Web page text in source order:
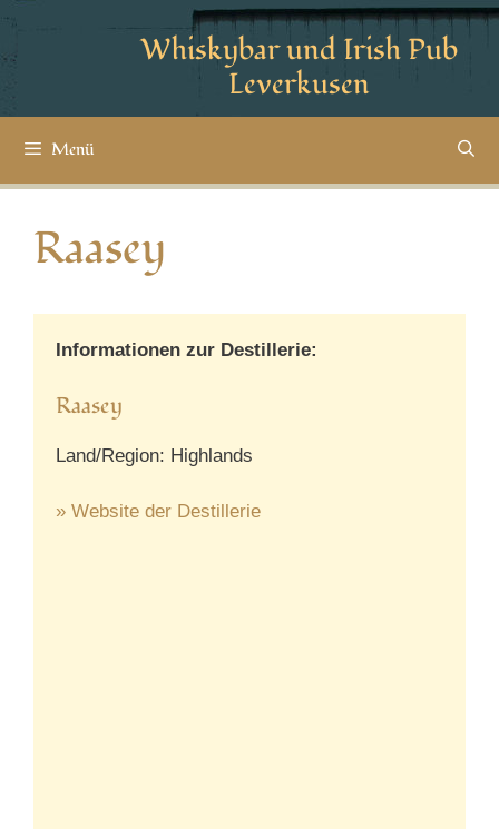
Whiskybar und Irish Pub
Leverkusen
Menü
Raasey
Informationen zur Destillerie:
Raasey
Land/Region: Highlands
» Website der Destillerie